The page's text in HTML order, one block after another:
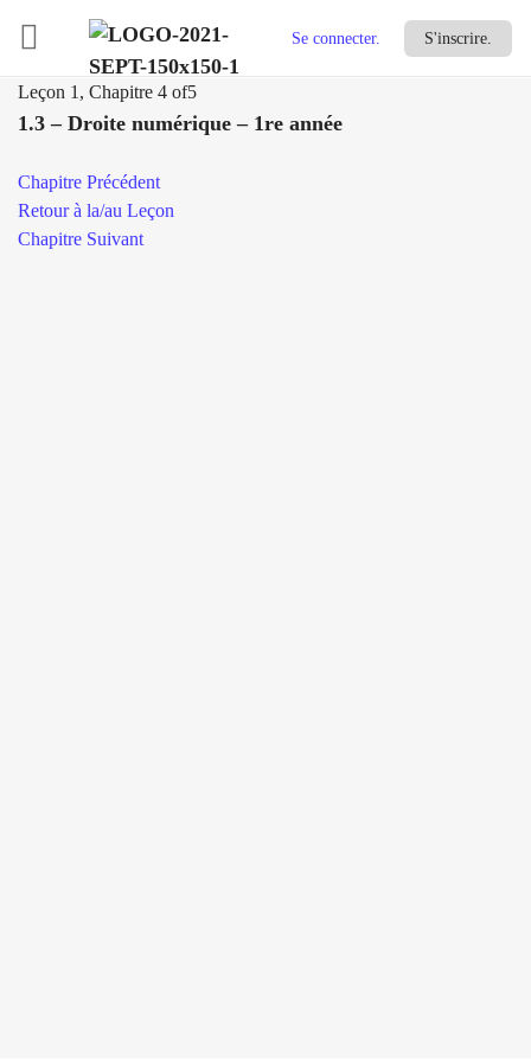
Se connecter. S'inscrire.
Leçon 1, Chapitre 4 of5
1.3 – Droite numérique – 1re année
Chapitre Précédent
Retour à la/au Leçon
Chapitre Suivant